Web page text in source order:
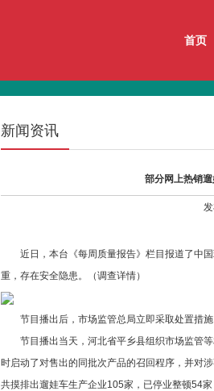
首页
新闻资讯
部分网上热销
近日，本台《每周质量报告》栏目报道了中国
重，存在安全隐患。（调查详情）
节目播出后，市场监管总局立即采取处置措施
节目播出当天，河北省平乡县组织市场监管等
时启动了对售出的同批次产品的召回程序，并对
共摸排出遛娃车生产企业105家，已停业整顿54